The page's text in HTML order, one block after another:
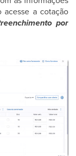
acesse a cotação
por